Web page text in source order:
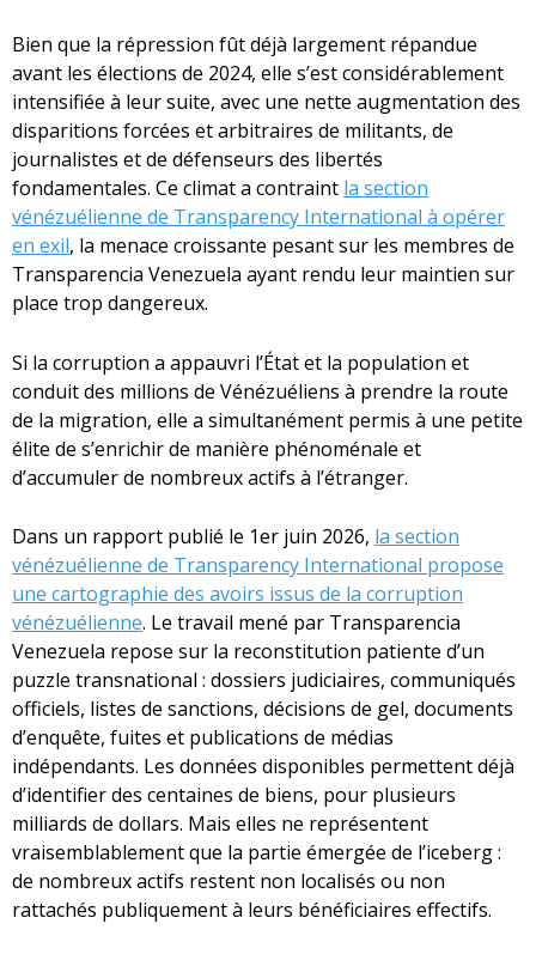
Bien que la répression fût déjà largement répandue
avant les élections de 2024, elle s’est considérablement
intensifiée à leur suite, avec une nette augmentation des
disparitions forcées et arbitraires de militants, de
journalistes et de défenseurs des libertés
fondamentales. Ce climat a contraint la section
vénézuélienne de Transparency International à opérer
en exil, la menace croissante pesant sur les membres de
Transparencia Venezuela ayant rendu leur maintien sur
place trop dangereux.
Si la corruption a appauvri l’État et la population et
conduit des millions de Vénézuéliens à prendre la route
de la migration, elle a simultanément permis à une petite
élite de s’enrichir de manière phénoménale et
d’accumuler de nombreux actifs à l’étranger.
Dans un rapport publié le 1er juin 2026, la section
vénézuélienne de Transparency International propose
une cartographie des avoirs issus de la corruption
vénézuélienne. Le travail mené par Transparencia
Venezuela repose sur la reconstitution patiente d’un
puzzle transnational : dossiers judiciaires, communiqués
officiels, listes de sanctions, décisions de gel, documents
d’enquête, fuites et publications de médias
indépendants. Les données disponibles permettent déjà
d’identifier des centaines de biens, pour plusieurs
milliards de dollars. Mais elles ne représentent
vraisemblablement que la partie émergée de l’iceberg :
de nombreux actifs restent non localisés ou non
rattachés publiquement à leurs bénéficiaires effectifs.